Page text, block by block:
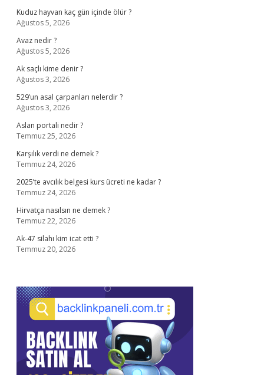
Kuduz hayvan kaç gün içinde ölür ?
Ağustos 5, 2026
Avaz nedir ?
Ağustos 5, 2026
Ak saçlı kime denir ?
Ağustos 3, 2026
529’un asal çarpanları nelerdir ?
Ağustos 3, 2026
Aslan portali nedir ?
Temmuz 25, 2026
Karşılık verdi ne demek ?
Temmuz 24, 2026
2025’te avcılık belgesi kurs ücreti ne kadar ?
Temmuz 24, 2026
Hirvatça nasılsın ne demek ?
Temmuz 22, 2026
Ak-47 silahı kim icat etti ?
Temmuz 20, 2026